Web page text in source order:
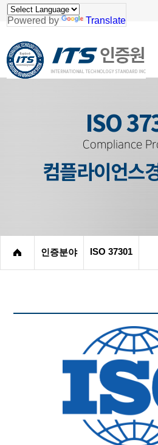
Powered by Translate
ISO
Compliance
컴플라이언스
인증분야 ISO 37301